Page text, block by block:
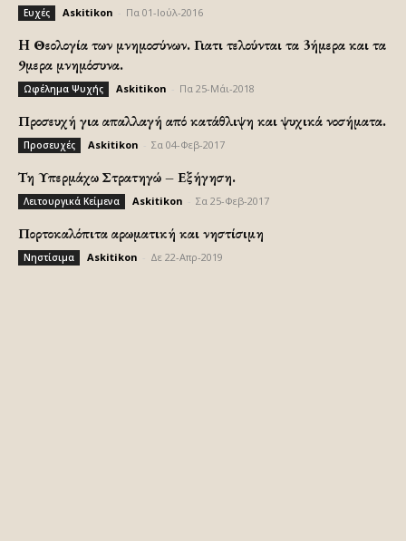
Ευχές Askitikon Πα 01-Ιούλ-2016
H Θεολογία των μνημοσύνων. Γιατι τελούνται τα 3ήμερα και τα
9μερα μνημόσυνα.
Ωφέλημα Ψυχής Askitikon Πα 25-Μάι-2018
Προσευχή για απαλλαγή από κατάθλιψη και ψυχικά νοσήματα.
Προσευχές Askitikon Σα 04-Φεβ-2017
Τη Υπερμάχω Στρατηγώ – Εξήγηση.
Λειτουργικά Κείμενα Askitikon Σα 25-Φεβ-2017
Πορτοκαλόπιτα αρωματική και νηστίσιμη
Νηστίσιμα Askitikon Δε 22-Απρ-2019